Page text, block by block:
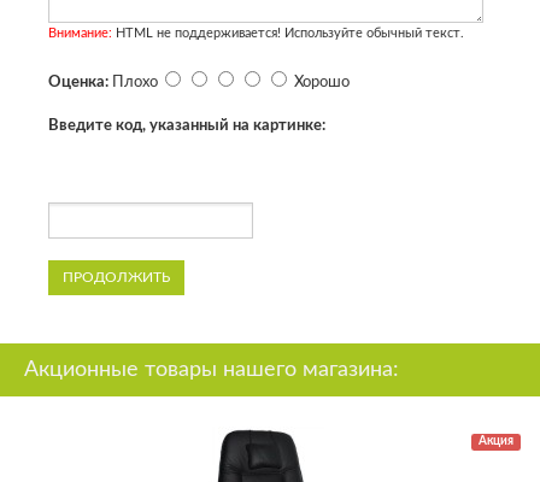
Внимание: HTML не поддерживается! Используйте обычный текст.
Оценка: Плохо Хорошо
Введите код, указанный на картинке:
ПРОДОЛЖИТЬ
Акционные товары нашего магазина:
Акция